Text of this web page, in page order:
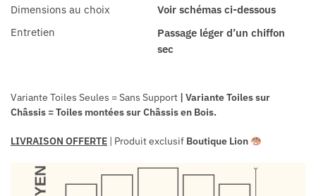
Dimensions au choix
Voir schémas ci-dessous
Entretien
Passage léger d’un chiffon
sec
Variante Toiles Seules = Sans Support | Variante Toiles sur
Châssis = Toiles montées sur Châssis en Bois.
LIVRAISON OFFERTE | Produit exclusif Boutique Lion